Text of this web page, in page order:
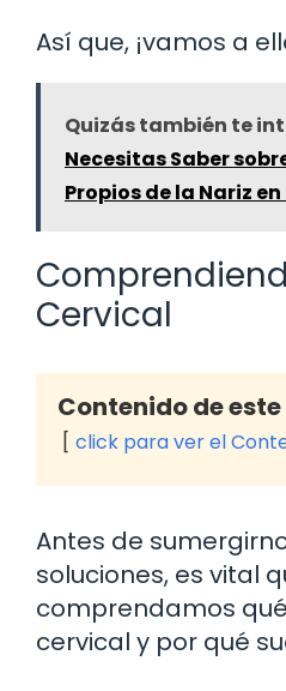
Así que, ¡vamos a
Quizás también te
Necesitas Saber
Propios de la Nariz en
Cervical
Contenido de
click para ver el
Antes de
soluciones, es vital
comprendamos
cervical y por qué